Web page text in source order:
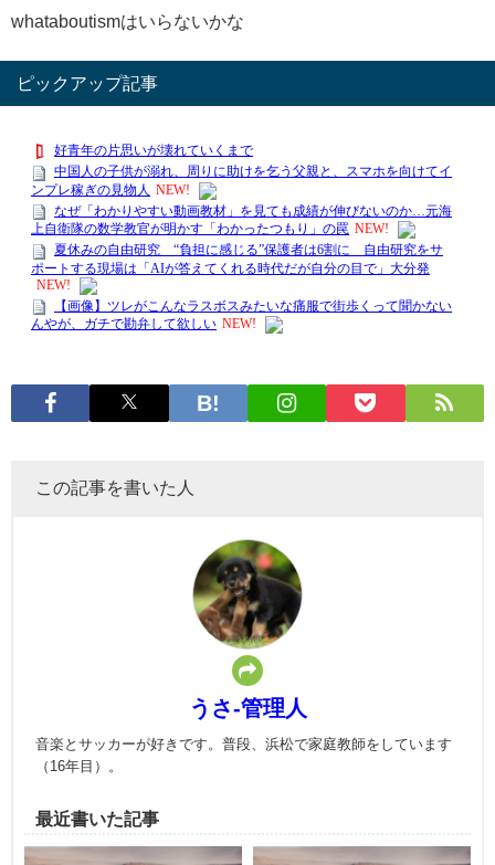
whataboutismはいらないかな
ピックアップ記事
この記事を書いた人
うさ-管理人
音楽とサッカーが好きです。普段、浜松で家庭教師をしています
（16年目）。
最近書いた記事